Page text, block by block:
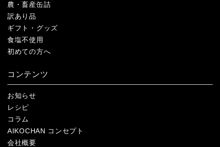
農・畜産缶詰
訳あり品
ギフト・グッズ
食塩不使用
初めての方へ
コンテンツ
お知らせ
レシピ
コラム
AIKOCHAN コンセプト
会社概要